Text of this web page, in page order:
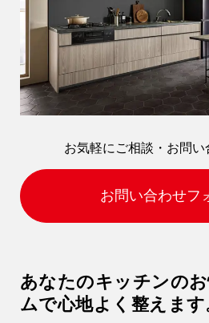
お気軽にご相談・お問い
お問い合わせフ
あなたのキッチンの
ムで心地よく整えます
営業時間 9時
（定休／水曜日）
注文住宅
0120-70-
リフォーム
0120-37-
アフターメンテナンス
事業用
04-2968-